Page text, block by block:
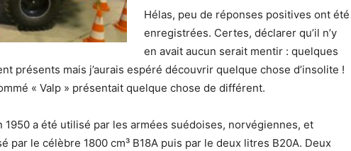
Hélas, peu de réponses positives ont été
enregistrées. Certes, déclarer qu’il n’y
en avait aucun serait mentir : quelques
présents mais j’aurais espéré découvrir quelque chose d’insolite !
« Valp » présentait quelque chose de différent.
a été utilisé par les armées suédoises, norvégiennes, et
par le célèbre 1800 cm³ B18A puis par le deux litres B20A. Deux